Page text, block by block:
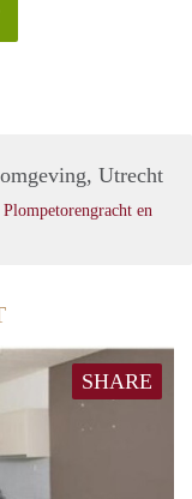
Utrecht
en
SHARE